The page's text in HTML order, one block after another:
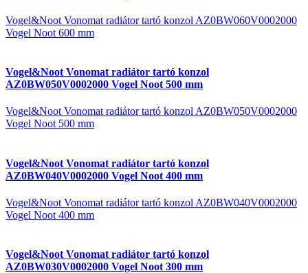
Vogel&Noot Vonomat radiátor tartó konzol AZ0BW060V0002000
Vogel Noot 600 mm
Vogel&Noot Vonomat radiátor tartó konzol
AZ0BW050V0002000 Vogel Noot 500 mm
Vogel&Noot Vonomat radiátor tartó konzol AZ0BW050V0002000
Vogel Noot 500 mm
Vogel&Noot Vonomat radiátor tartó konzol
AZ0BW040V0002000 Vogel Noot 400 mm
Vogel&Noot Vonomat radiátor tartó konzol AZ0BW040V0002000
Vogel Noot 400 mm
Vogel&Noot Vonomat radiátor tartó konzol
AZ0BW030V0002000 Vogel Noot 300 mm